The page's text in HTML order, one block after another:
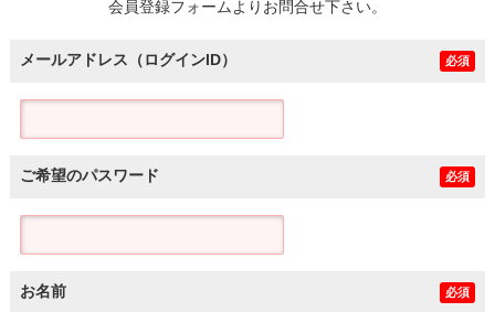
会員登録フォームよりお問合せ下さい。
メールアドレス（ログインID） 必須
ご希望のパスワード 必須
お名前 必須